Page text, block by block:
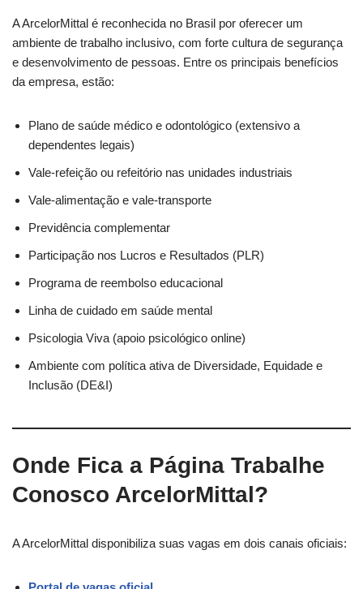
A ArcelorMittal é reconhecida no Brasil por oferecer um
ambiente de trabalho inclusivo, com forte cultura de segurança
e desenvolvimento de pessoas. Entre os principais benefícios
da empresa, estão:
Plano de saúde médico e odontológico (extensivo a
dependentes legais)
Vale-refeição ou refeitório nas unidades industriais
Vale-alimentação e vale-transporte
Previdência complementar
Participação nos Lucros e Resultados (PLR)
Programa de reembolso educacional
Linha de cuidado em saúde mental
Psicologia Viva (apoio psicológico online)
Ambiente com política ativa de Diversidade, Equidade e
Inclusão (DE&I)
Onde Fica a Página Trabalhe
Conosco ArcelorMittal?
A ArcelorMittal disponibiliza suas vagas em dois canais oficiais: